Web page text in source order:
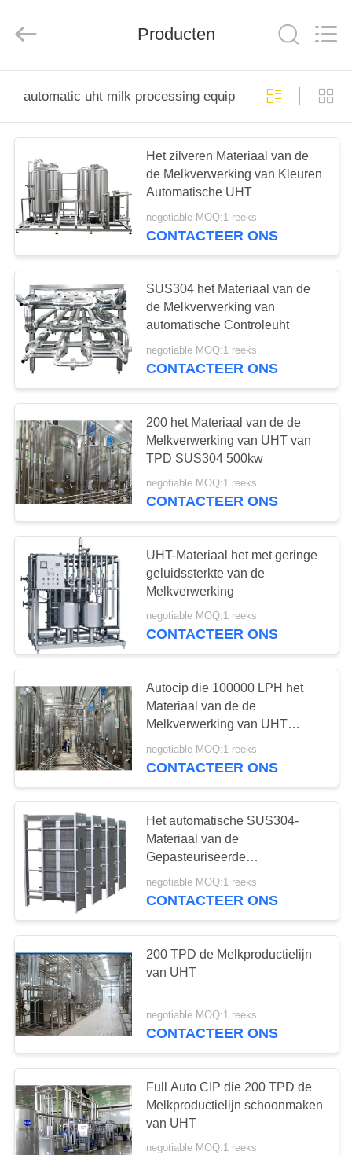
PRODUCTEN
ONGEVEER
ONS
FABRIEKSREIS
KWALITEITSCONTROLE
CONTACTEER
ONS
VERZOEK
OM
EEN
CITAAT
SITEMAP
PRIVACY
POLICY
Management
Services
Producten
automatic uht milk processing equipment
Het zilveren Materiaal van de
de Melkverwerking van Kleuren
Automatische UHT
negotiable MOQ:1 reeks
CONTACTEER ONS
SUS304 het Materiaal van de
de Melkverwerking van
automatische Controleuht
negotiable MOQ:1 reeks
CONTACTEER ONS
200 het Materiaal van de de
Melkverwerking van UHT van
TPD SUS304 500kw
negotiable MOQ:1 reeks
CONTACTEER ONS
UHT-Materiaal het met geringe
geluidssterkte van de
Melkverwerking
negotiable MOQ:1 reeks
CONTACTEER ONS
Autocip die 100000 LPH het
Materiaal van de de
Melkverwerking van UHT
schoonmaakt
negotiable MOQ:1 reeks
CONTACTEER ONS
Het automatische SUS304-
Materiaal van de
Gepasteuriseerde
melkverwerking
negotiable MOQ:1 reeks
CONTACTEER ONS
200 TPD de Melkproductielijn
van UHT
negotiable MOQ:1 reeks
CONTACTEER ONS
Full Auto CIP die 200 TPD de
Melkproductielijn schoonmaken
van UHT
negotiable MOQ:1 reeks